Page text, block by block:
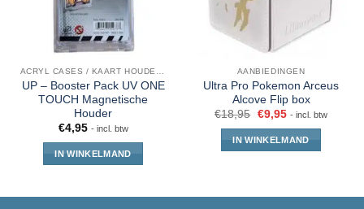
UP – Booster Pack UV ONE
TOUCH Magnetische
Houder
€4,95 - incl. btw
IN WINKELMAND
AANBIEDINGEN
Ultra Pro Pokemon Arceus
Alcove Flip box
€18,95 €9,95 - incl. btw
IN WINKELMAND